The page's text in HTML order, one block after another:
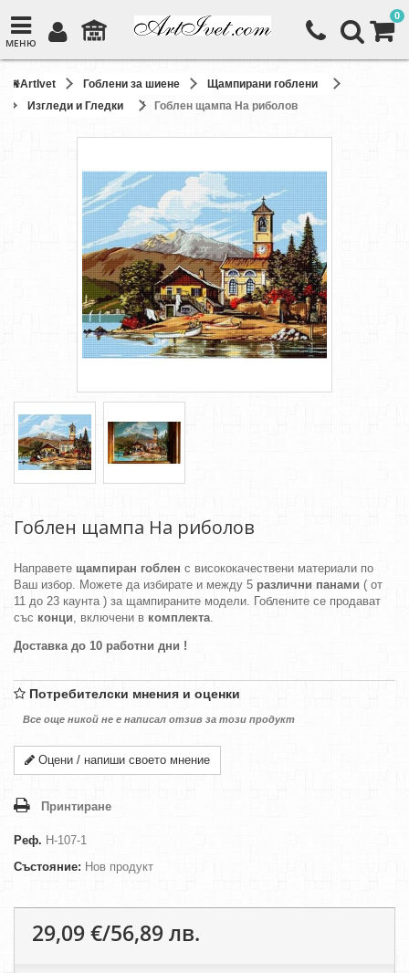
МЕНЮ
0
ArtIvet Гоблени за шиене
Щампирани гоблени
Изгледи и Гледки
Гоблен щампа На риболов
Гоблен щампа На риболов
Направете щампиран гоблен с висококачествени материали по
Ваш избор. Можете да избирате и между 5 различни панами ( от
11 до 23 каунта ) за щампираните модели. Гоблените се продават
със конци, включени в комплекта.
Доставка до 10 работни дни !
Потребителски мнения и оценки
Все още никой не е написал отзив за този продукт
Оцени / напиши своето мнение
Принтиране
Реф. H-107-1
Състояние: Нов продукт
29,09 €/56,89 лв.